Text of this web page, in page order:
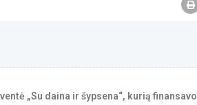
„Su daina ir šypsena“, kurią finansavo